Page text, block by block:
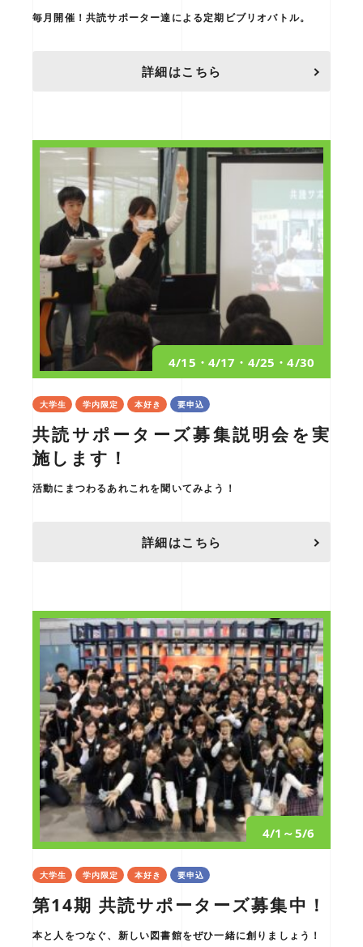
毎月開催！共読サポーター達による定期ビブリオバトル。
詳細はこちら
4/15・4/17・4/25・4/30
大学生 学内限定 本好き 要申込
共読サポーターズ募集説明会を実
施します！
活動にまつわるあれこれを聞いてみよう！
詳細はこちら
4/1～5/6
大学生 学内限定 本好き 要申込
第14期 共読サポーターズ募集中！
本と人をつなぐ、新しい図書館をぜひ一緒に創りましょう！